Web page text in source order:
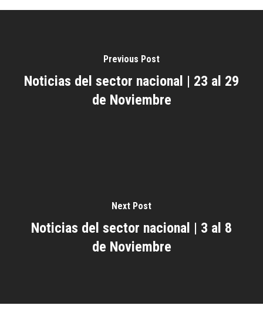
Previous Post
Noticias del sector nacional | 23 al 29
de Noviembre
Next Post
Noticias del sector nacional | 3 al 8
de Noviembre